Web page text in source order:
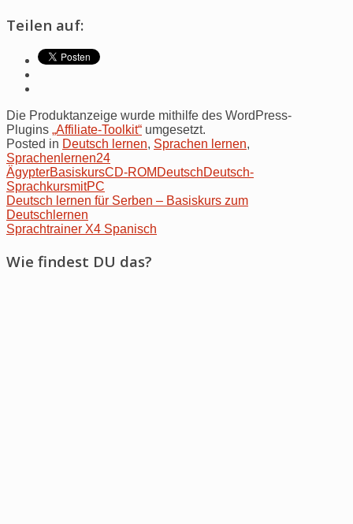
Teilen auf:
Die Produktanzeige wurde mithilfe des WordPress-
Plugins „Affiliate-Toolkit“ umgesetzt.
Posted in Deutsch lernen, Sprachen lernen,
Sprachenlernen24
ÄgypterBasiskursCD-ROM DeutschDeutsch-
SprachkursmitPC
Post
navigation
Deutsch lernen für Serben – Basiskurs zum
Deutschlernen
Sprachtrainer X4 Spanisch
Wie findest DU das?